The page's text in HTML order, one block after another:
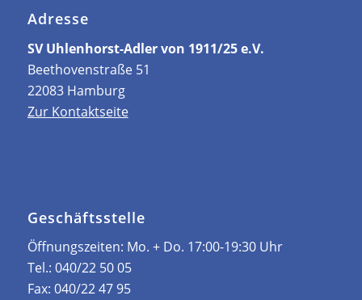
Adresse
SV Uhlenhorst-Adler von 1911/25 e.V.
Beethovenstraße 51
22083 Hamburg
Zur Kontaktseite
Geschäftsstelle
Öffnungszeiten: ­Mo. + Do. 17:00-19:30 Uhr
Tel.: 040/22 50 05
Fax: 040/22 47 95